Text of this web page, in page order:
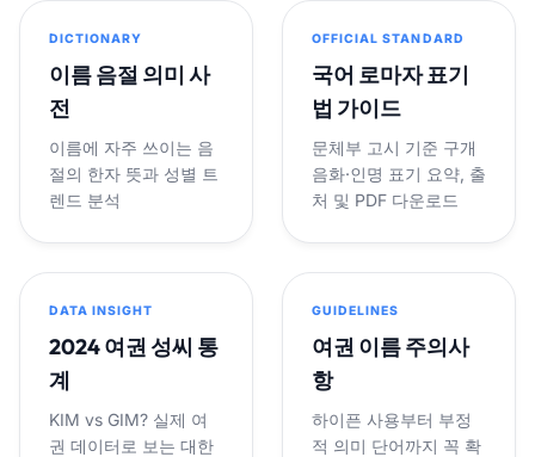
DICTIONARY
이름 음절 의미 사
전
이름에 자주 쓰이는 음
절의 한자 뜻과 성별 트
렌드 분석
OFFICIAL STANDARD
국어 로마자 표기
법 가이드
문체부 고시 기준 구개
음화·인명 표기 요약, 출
처 및 PDF 다운로드
DATA INSIGHT
2024 여권 성씨 통
계
KIM vs GIM? 실제 여
권 데이터로 보는 대한
GUIDELINES
여권 이름 주의사
항
하이픈 사용부터 부정
적 의미 단어까지 꼭 확